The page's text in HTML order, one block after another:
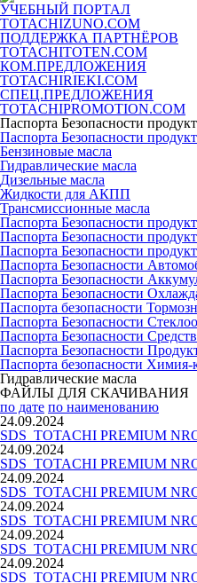
УЧЕБНЫЙ ПОРТАЛ
TOTACHIZUNO.COM
ПОДДЕРЖКА ПАРТНЁРОВ
TOTACHITOTEN.COM
КОМ.ПРЕДЛОЖЕНИЯ
TOTACHIRIEKI.COM
СПЕЦ.ПРЕДЛОЖЕНИЯ
TOTACHIPROMOTION.COM
Паспорта Безопасности
Паспорта Безопасности
Бензиновые масла
Гидравлические масла
Дизельные масла
Жидкости для АКПП
Трансмиссионные масла
Паспорта Безопасности
Паспорта Безопасности
Паспорта Безопасности
Паспорта Безопасности
Паспорта Безопасности
Паспорта Безопасности
Паспорта безопасности
Паспорта Безопасности
Паспорта Безопасности
Паспорта Безопасности
Паспорта безопасности Химия-
Гидравлические масла
ФАЙЛЫ ДЛЯ СКАЧИВАНИЯ
по дате по наименованию
24.09.2024
SDS_TOTACHI PREMIUM
24.09.2024
SDS_TOTACHI PREMIUM
24.09.2024
SDS_TOTACHI PREMIUM
24.09.2024
SDS_TOTACHI PREMIUM
24.09.2024
SDS_TOTACHI PREMIUM
24.09.2024
SDS_TOTACHI PREMIUM